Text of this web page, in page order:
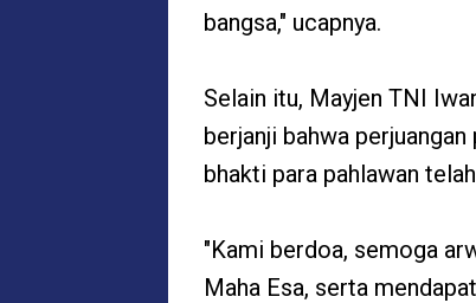
bangsa," ucapnya.
Selain itu, Mayjen TNI
berjanji bahwa
bhakti para pahlawan
"Kami berdoa, semoga
Maha Esa, serta